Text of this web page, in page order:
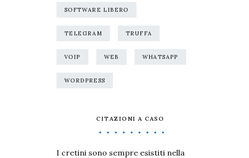
SOFTWARE LIBERO
TELEGRAM TRUFFA
VOIP WEB WHATSAPP
WORDPRESS
CITAZIONI A CASO
I cretini sono sempre esistiti nella